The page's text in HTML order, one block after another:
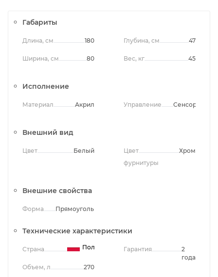
Габариты
Длина, см 180
Ширина, см 80
Глубина, см 47
Вес, кг 45
Исполнение
Материал Акрил Управление Сенсорное
Внешний вид
Цвет Белый
Цвет
фурнитуры
Хром
Внешние свойства
Форма Прямоугольная
Технические характеристики
Страна Польша
Объем, л 270
Гарантия
2
года